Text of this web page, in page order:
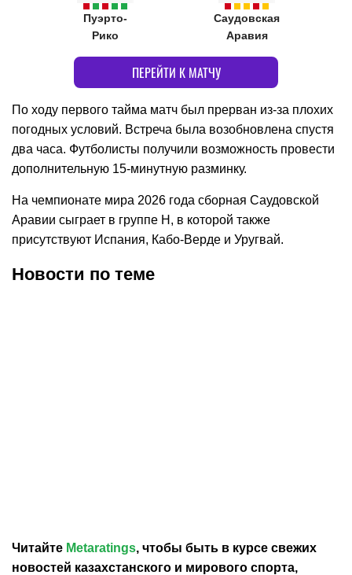
Пуэрто-
Рико
Саудовская
Аравия
ПЕРЕЙТИ К МАТЧУ
По ходу первого тайма матч был прерван из-за плохих
погодных условий. Встреча была возобновлена спустя
два часа. Футболисты получили возможность провести
дополнительную 15-минутную разминку.
На чемпионате мира 2026 года сборная Саудовской
Аравии сыграет в группе Н, в которой также
присутствуют Испания, Кабо-Верде и Уругвай.
Новости по теме
Читайте Metaratings, чтобы быть в курсе свежих
новостей казахстанского и мирового спорта,